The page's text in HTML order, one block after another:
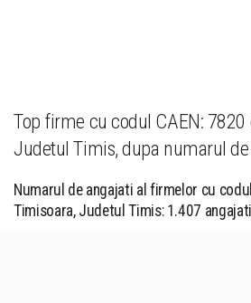
Top firme cu codul CAEN:
Judetul Timis, dupa numarul
Numarul de angajati al firmelor cu
Timisoara, Judetul Timis: 1.407 angajati